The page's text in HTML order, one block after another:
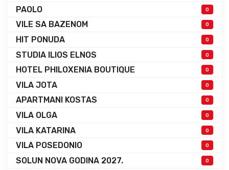
PAOLO 0
VILE SA BAZENOM 0
HIT PONUDA 0
STUDIA ILIOS ELNOS 0
HOTEL PHILOXENIA BOUTIQUE 0
VILA JOTA 0
APARTMANI KOSTAS 0
VILA OLGA 0
VILA KATARINA 0
VILA POSEDONIO 0
SOLUN NOVA GODINA 2027. 0